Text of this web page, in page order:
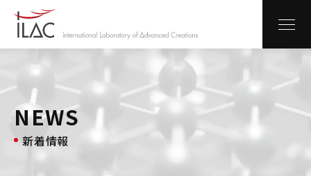
NEWS
企業情報
新着情報
NEWS